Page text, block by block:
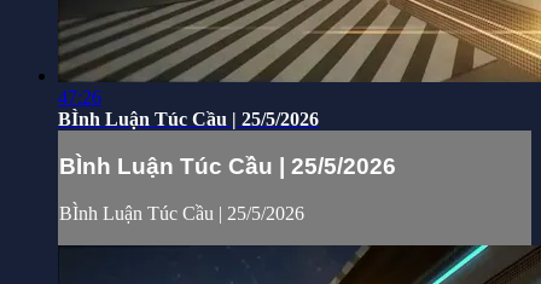
47:26
BÌnh Luận Túc Cầu | 25/5/2026
BÌnh Luận Túc Cầu | 25/5/2026
BÌnh Luận Túc Cầu | 25/5/2026